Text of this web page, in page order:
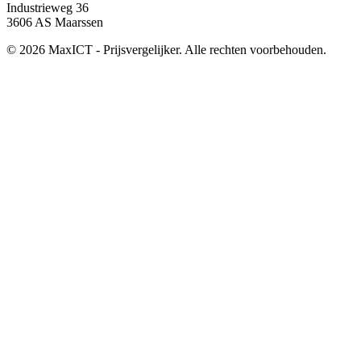
Industrieweg 36
3606 AS Maarssen
© 2026 MaxICT - Prijsvergelijker. Alle rechten voorbehouden.